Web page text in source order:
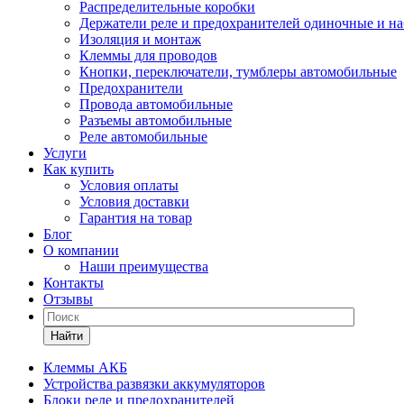
Распределительные коробки
Держатели реле и предохранителей одиночные и
Изоляция и монтаж
Клеммы для проводов
Кнопки, переключатели, тумблеры автомобильные
Предохранители
Провода автомобильные
Разъемы автомобильные
Реле автомобильные
Услуги
Как купить
Условия оплаты
Условия доставки
Гарантия на товар
Блог
О компании
Наши преимущества
Контакты
Отзывы
Найти
Клеммы АКБ
Устройства развязки аккумуляторов
Блоки реле и предохранителей